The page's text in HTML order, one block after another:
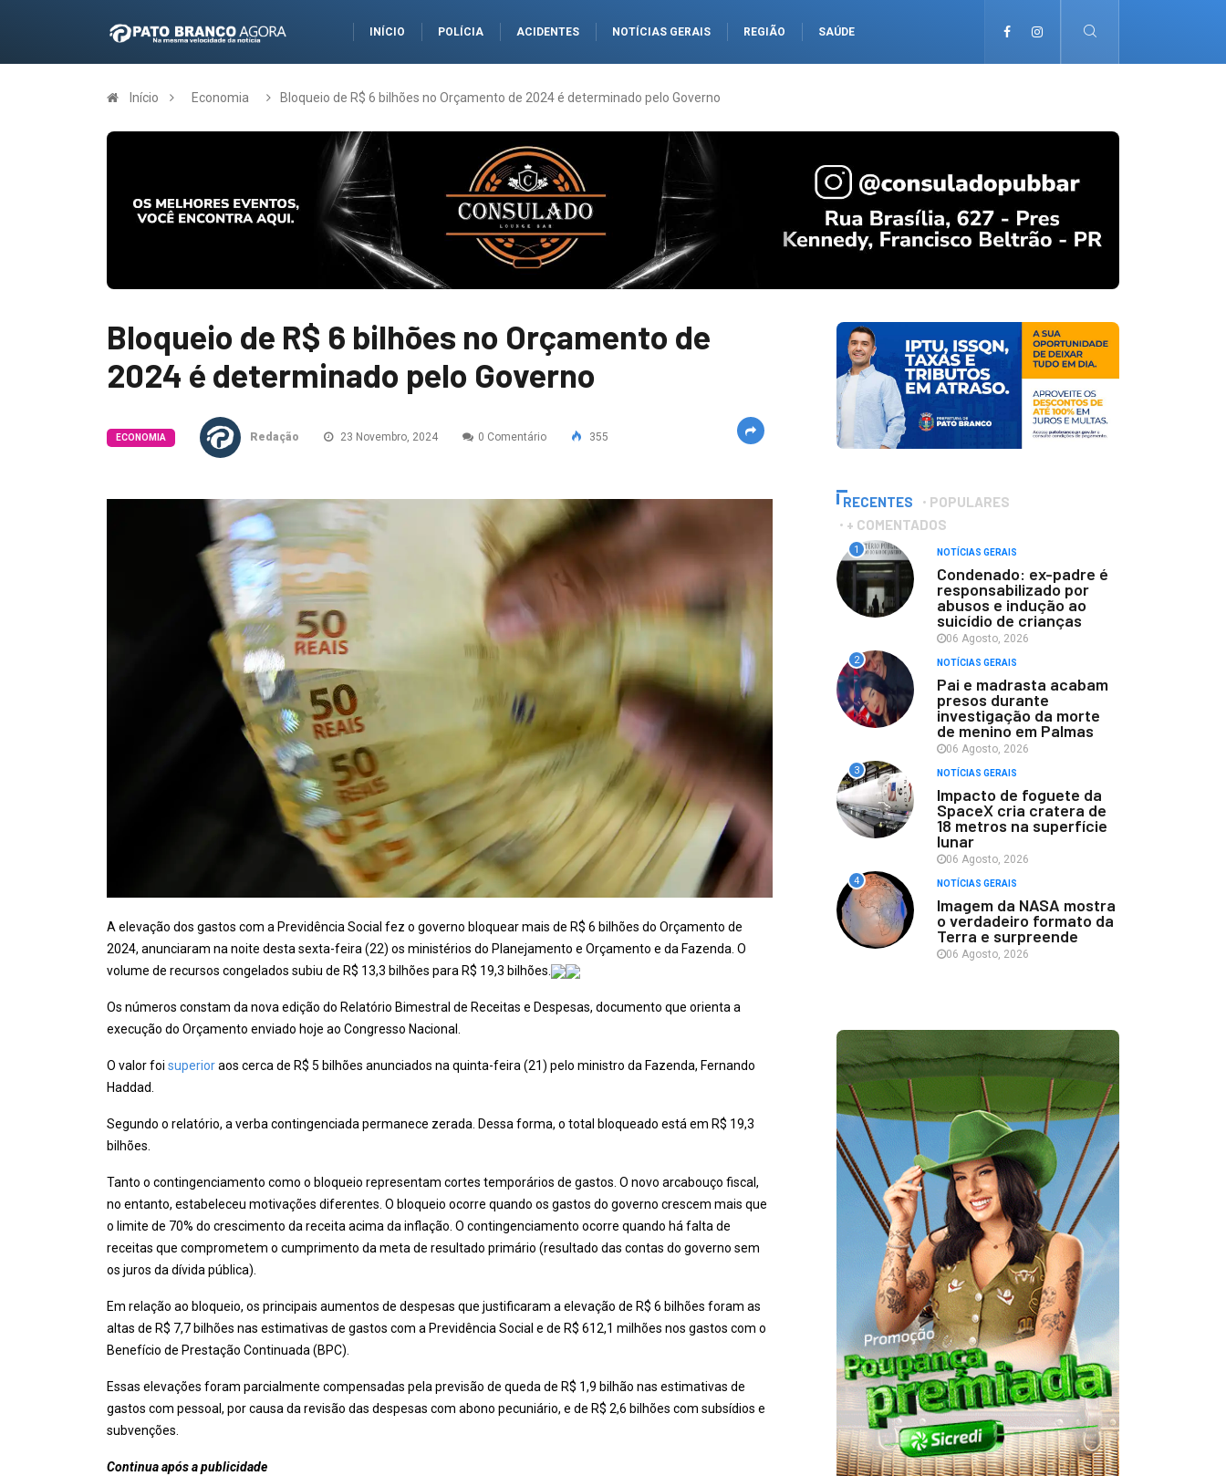
INÍCIO POLÍCIA ACIDENTES NOTÍCIAS GERAIS REGIÃO SAÚDE
Início Economia Bloqueio de R$ 6 bilhões no Orçamento de 2024 é determinado pelo Governo
Bloqueio de R$ 6 bilhões no Orçamento de
2024 é determinado pelo Governo
ECONOMIA Redação 23 Novembro, 2024 0 Comentário 355
A elevação dos gastos com a Previdência Social fez o governo bloquear mais de R$ 6 bilhões do Orçamento de
2024, anunciaram na noite desta sexta-feira (22) os ministérios do Planejamento e Orçamento e da Fazenda. O
volume de recursos congelados subiu de R$ 13,3 bilhões para R$ 19,3 bilhões.
Os números constam da nova edição do Relatório Bimestral de Receitas e Despesas, documento que orienta a
execução do Orçamento enviado hoje ao Congresso Nacional.
O valor foi superioraos cerca de R$ 5 bilhões anunciados na quinta-feira (21) pelo ministro da Fazenda, Fernando
Haddad.
Segundo o relatório, a verba contingenciada permanece zerada. Dessa forma, o total bloqueado está em R$ 19,3
bilhões.
Tanto o contingenciamento como o bloqueio representam cortes temporários de gastos. O novo arcabouço fiscal,
no entanto, estabeleceu motivações diferentes. O bloqueio ocorre quando os gastos do governo crescem mais que
o limite de 70% do crescimento da receita acima da inflação. O contingenciamento ocorre quando há falta de
receitas que comprometem o cumprimento da meta de resultado primário (resultado das contas do governo sem
os juros da dívida pública).
Em relação ao bloqueio, os principais aumentos de despesas que justificaram a elevação de R$ 6 bilhões foram as
altas de R$ 7,7 bilhões nas estimativas de gastos com a Previdência Social e de R$ 612,1 milhões nos gastos com o
Benefício de Prestação Continuada (BPC).
Essas elevações foram parcialmente compensadas pela previsão de queda de R$ 1,9 bilhão nas estimativas de
gastos com pessoal, por causa da revisão das despesas com abono pecuniário, e de R$ 2,6 bilhões com subsídios e
subvenções.
Continua após a publicidade
RECENTES
POPULARES
+ COMENTADOS
1 NOTÍCIAS GERAIS
Condenado: ex-padre é
responsabilizado por
abusos e indução ao
suicídio de crianças
06 Agosto, 2026
2 NOTÍCIAS GERAIS
Pai e madrasta acabam
presos durante
investigação da morte
de menino em Palmas
06 Agosto, 2026
3 NOTÍCIAS GERAIS
Impacto de foguete da
SpaceX cria cratera de
18 metros na superfície
lunar
06 Agosto, 2026
4 NOTÍCIAS GERAIS
Imagem da NASA mostra
o verdadeiro formato da
Terra e surpreende
06 Agosto, 2026